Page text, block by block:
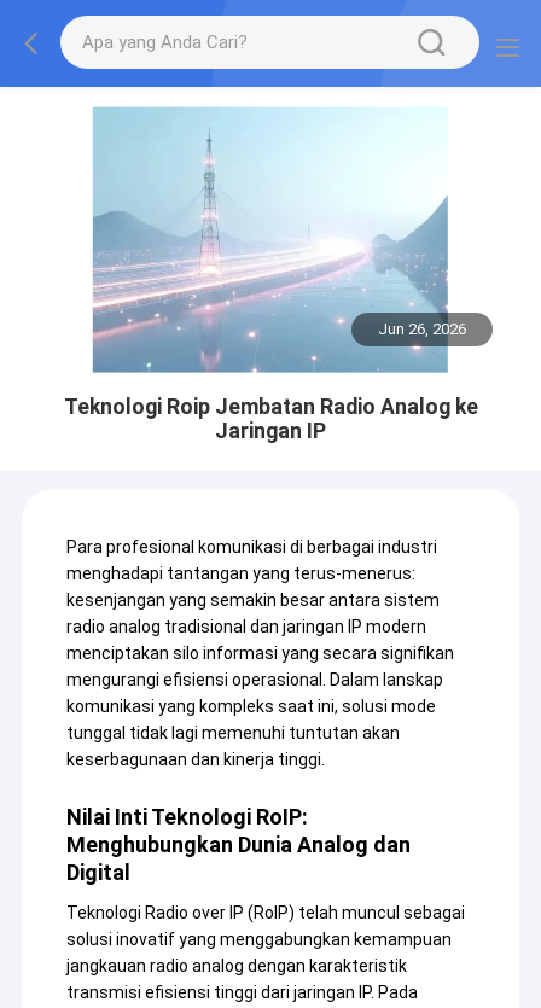
Jun 26, 2026
Teknologi Roip Jembatan Radio Analog ke
Jaringan IP
Para profesional komunikasi di berbagai industri
menghadapi tantangan yang terus-menerus:
kesenjangan yang semakin besar antara sistem
radio analog tradisional dan jaringan IP modern
menciptakan silo informasi yang secara signifikan
mengurangi efisiensi operasional. Dalam lanskap
komunikasi yang kompleks saat ini, solusi mode
tunggal tidak lagi memenuhi tuntutan akan
keserbagunaan dan kinerja tinggi.
Nilai Inti Teknologi RoIP:
Menghubungkan Dunia Analog dan
Digital
Teknologi Radio over IP (RoIP) telah muncul sebagai
solusi inovatif yang menggabungkan kemampuan
jangkauan radio analog dengan karakteristik
transmisi efisiensi tinggi dari jaringan IP. Pada